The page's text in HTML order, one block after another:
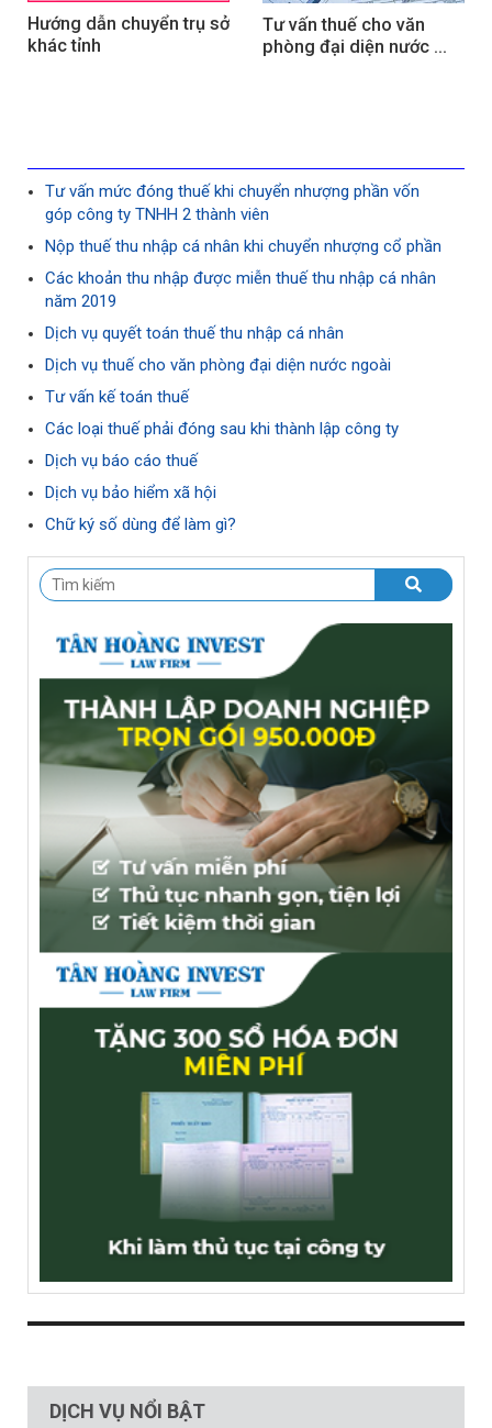
Hướng dẫn chuyển trụ sở
khác tỉnh
Tư vấn thuế cho văn
phòng đại diện nước
Tư vấn mức đóng thuế khi chuyển nhượng phần vốn
góp công ty TNHH 2 thành viên
Nộp thuế thu nhập cá nhân khi chuyển nhượng cổ phần
Các khoản thu nhập được miễn thuế thu nhập cá nhân
năm 2019
Dịch vụ quyết toán thuế thu nhập cá nhân
Dịch vụ thuế cho văn phòng đại diện nước ngoài
Tư vấn kế toán thuế
Các loại thuế phải đóng sau khi thành lập công ty
Dịch vụ báo cáo thuế
Dịch vụ bảo hiểm xã hội
Chữ ký số dùng để làm gì?
DỊCH VỤ NỔI BẬT